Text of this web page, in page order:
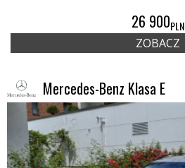
26 900PLN
ZOBACZ
Mercedes-Benz Klasa E